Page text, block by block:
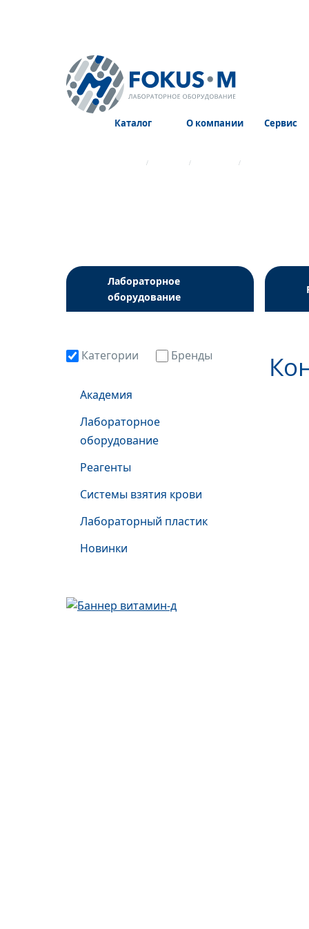
Каталог О компании Сервис
Лабораторное
оборудование
Категории Бренды
Академия
Лабораторное
оборудование
Реагенты
Системы взятия крови
Лабораторный пластик
Новинки